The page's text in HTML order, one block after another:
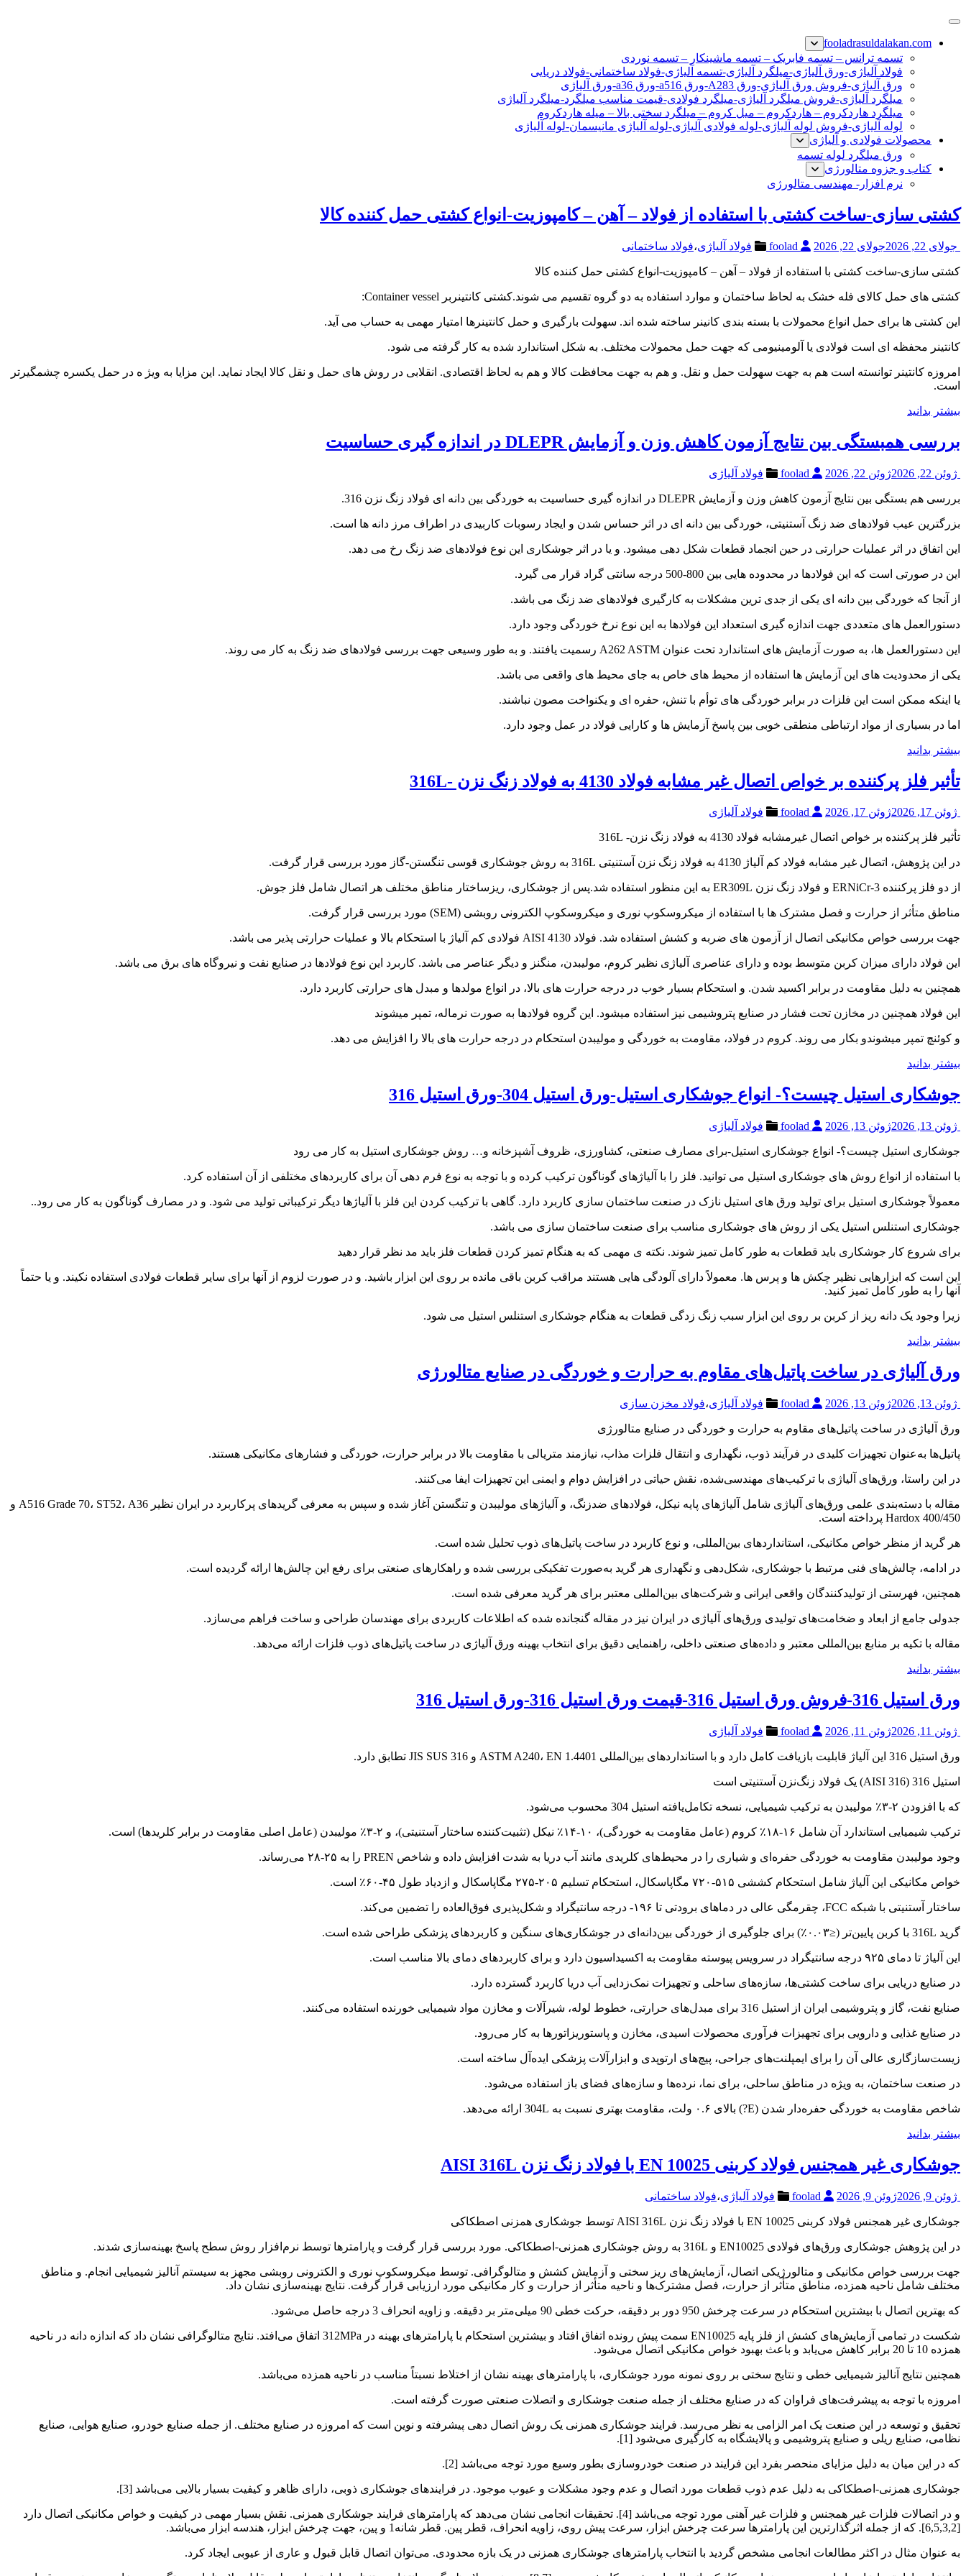
پرش
محتوا
fooladrasuldalakan.com
تسمه ترانس – تسمه فابریک – تسمه ماشینکار – تسمه نوردی
فولاد آلیاژی-ورق آلیاژی-میلگرد آلیاژی-تسمه آلیاژی-فولاد ساختمانی-فولاد دریایی
ورق آلیاژی-فروش ورق آلیاژی-ورق A283-ورق a516-ورق a36-ورق آلیاژی
میلگرد آلیاژی-فروش میلگرد آلیاژی-میلگرد فولادی-قیمت مناسب میلگرد-میلگرد آلیاژی
میلگرد هاردکروم – هاردکروم – میل کروم – میلگرد سختی بالا – میله هاردکروم
لوله آلیاژی-فروش لوله آلیاژی-لوله فولادی آلیاژی-لوله آلیاژی مانیسمان-لوله آلیاژی
محصولات فولادی و آلیاژی
ورق میلگرد لوله تسمه
کتاب و جزوه متالورژی
نرم افزار- مهندسی متالورژی
کشتی سازی-ساخت کشتی با استفاده از فولاد – آهن – کامپوزیت-انواع کشتی حمل کننده کالا
جولای 22, 2026 جولای 22, 2026 فولاد آلیاژی،فولاد ساختمانی
کشتی سازی-ساخت کشتی با استفاده از فولاد – آهن – کامپوزیت-انواع کشتی حمل کننده کالا
کشتی های حمل کالای فله خشک به لحاظ ساختمان و موارد استفاده به دو گروه تقسیم می شوند.کشتی کانتینربر Container vessel:
این کشتی ها برای حمل انواع محمولات با بسته بندی کانینر ساخته شده اند. سهولت بارگیری و حمل کانتینرها امتیار مهمی به حساب می آید.
کانتینر محفظه ای است فولادی یا آلومینیومی که جهت حمل محمولات مختلف. به شکل استاندارد شده به کار گرفته می شود.
امروزه کانتینر توانسته است هم به جهت سهولت حمل و نقل. و هم به جهت محافظت کالا و هم به لحاظ اقتصادی. انقلابی در روش های حمل و نقل کالا ایجاد نماید. این مزایا به ویژ ه در حمل یکسره چشمگیرتر
است.
بیشتر بدانید
بررسی همبستگی بین نتایج آزمون کاهش وزن و آزمایش DLEPR در اندازه گیری حساسیت
ژوئن 22, 2026 ژوئن 22, 2026 فولاد آلیاژی
بررسی هم بستگی بین نتایج آزمون کاهش وزن و آزمایش DLEPR در اندازه گیری حساسیت به خوردگی بین دانه ای فولاد زنگ نزن 316.
بزرگترین عیب فولادهای ضد زنگ آستنیتی، خوردگی بین دانه ای در اثر حساس شدن و ایجاد رسوبات کاربیدی در اطراف مرز دانه ها است.
این اتفاق در اثر عملیات حرارتی در حین انجماد قطعات شکل دهی میشود. و یا در اثر جوشکاری این نوع فولادهای ضد زنگ رخ می دهد.
این در صورتی است که این فولادها در محدوده هایی بین 800-500 درجه سانتی گراد قرار می گیرد.
از آنجا که خوردگی بین دانه ای یکی از جدی ترین مشکلات به کارگیری فولادهای ضد زنگ می باشد.
دستورالعمل های متعددی جهت اندازه گیری استعداد این فولادها به این نوع نرخ خوردگی وجود دارد.
این دستورالعمل ها، به صورت آزمایش های استاندارد تحت عنوان A262 ASTM رسمیت یافتند. و به طور وسیعی جهت بررسی فولادهای ضد زنگ به کار می روند.
یکی از محدودیت های این آزمایش ها استفاده از محیط های خاص به جای محیط های واقعی می باشد.
یا اینکه ممکن است این فلزات در برابر خوردگی های توأم با تنش، حفره ای و یکنواخت مصون نباشند.
اما در بسیاری از مواد ارتباطی منطقی خوبی بین پاسخ آزمایش ها و کارایی فولاد در عمل وجود دارد.
بیشتر بدانید
تأثیر فلز پرکننده بر خواص اتصال غیر مشابه فولاد 4130 به فولاد زنگ نزن -316L
ژوئن 17, 2026 ژوئن 17, 2026 فولاد آلیاژی
تأثیر فلز پرکننده بر خواص اتصال غیرمشابه فولاد 4130 به فولاد زنگ نزن- 316L
در این پژوهش، اتصال غیر مشابه فولاد کم آلیاژ 4130 به فولاد زنگ نزن آستنیتی 316L به روش جوشکاری قوسی تنگستن-گاز مورد بررسی قرار گرفت.
از دو فلز پرکننده ERNiCr-3 و فولاد زنگ نزن ER309L به این منظور استفاده شد.پس از جوشکاری، ریزساختار مناطق مختلف هر اتصال شامل فلز جوش.
مناطق متأثر از حرارت و فصل مشترک ها با استفاده از میکروسکوپ نوری و میکروسکوپ الکترونی روبشی (SEM) مورد بررسی قرار گرفت.
جهت بررسی خواص مکانیکی اتصال از آزمون های ضربه و کشش استفاده شد. فولاد AISI 4130 فولادی کم آلیاژ با استحکام بالا و عملیات حرارتی پذیر می باشد.
این فولاد دارای میزان کربن متوسط بوده و دارای عناصری آلیاژی نظیر کروم، مولیبدن، منگنز و دیگر عناصر می باشد. کاربرد این نوع فولادها در صنایع نفت و نیروگاه های برق می باشد.
همچنین به دلیل مقاومت در برابر اکسید شدن. و استحکام بسیار خوب در درجه حرارت های بالا، در انواع مولدها و مبدل های حرارتی کاربرد دارد.
این فولاد همچنین در مخازن تحت فشار در صنایع پتروشیمی نیز استفاده میشود. این گروه فولادها به صورت نرماله، تمپر میشوند
و کوئنچ تمپر میشوندو بکار می روند. کروم در فولاد، مقاومت به خوردگی و مولیبدن استحکام در درجه حرارت های بالا را افزایش می دهد.
بیشتر بدانید
جوشکاری استیل چیست؟- انواع جوشکاری استیل-ورق استیل 304-ورق استیل 316
ژوئن 13, 2026 ژوئن 13, 2026 فولاد آلیاژی
جوشکاری استیل چیست؟- انواع جوشکاری استیل-برای مصارف صنعتی، کشاورزی، ظروف آشپزخانه و… روش جوشکاری استیل به کار می رود
با استفاده از انواع روش های جوشکاری استیل می توانید. فلز را با آلیاژهای گوناگون ترکیب کرده و با توجه به نوع فرم دهی آن برای کاربردهای مختلفی از آن استفاده کرد.
معمولاً جوشکاری استیل برای تولید ورق های استیل نازک در صنعت ساختمان سازی کاربرد دارد. گاهی با ترکیب کردن این فلز با آلیاژها دیگر ترکیباتی تولید می شود. و در مصارف گوناگون به کار می رود..
جوشکاری استنلس استیل یکی از روش های جوشکاری مناسب برای صنعت ساختمان سازی می باشد.
برای شروع کار جوشکاری باید قطعات به طور کامل تمیز شوند. نکته ی مهمی که به هنگام تمیز کردن قطعات فلز باید مد نظر قرار دهید
این است که ابزارهایی نظیر چکش ها و پرس ها. معمولاً دارای آلودگی هایی هستند مراقب کربن باقی مانده بر روی این ابزار باشید. و در صورت لزوم از آنها برای سایر قطعات فولادی استفاده نکیند. و یا حتماً
آنها را به طور کامل تمیز کنید.
زیرا وجود یک دانه ریز از کربن بر روی این ابزار سبب زنگ زدگی قطعات به هنگام جوشکاری استنلس استیل می شود.
بیشتر بدانید
ورق آلیاژی در ساخت پاتیل‌های مقاوم به حرارت و خوردگی در صنایع متالورژی
ژوئن 13, 2026 ژوئن 13, 2026 فولاد آلیاژی،فولاد مخزن سازی
ورق آلیاژی در ساخت پاتیل‌های مقاوم به حرارت و خوردگی در صنایع متالورژی
پاتیل‌ها به‌عنوان تجهیزات کلیدی در فرآیند ذوب، نگهداری و انتقال فلزات مذاب، نیازمند متریالی با مقاومت بالا در برابر حرارت، خوردگی و فشارهای مکانیکی هستند.
در این راستا، ورق‌های آلیاژی با ترکیب‌های مهندسی‌شده، نقش حیاتی در افزایش دوام و ایمنی این تجهیزات ایفا می‌کنند.
مقاله با دسته‌بندی علمی ورق‌های آلیاژی شامل آلیاژهای پایه نیکل، فولادهای ضدزنگ، و آلیاژهای مولیبدن و تنگستن آغاز شده و سپس به معرفی گریدهای پرکاربرد در ایران نظیر A516 Grade 70، ST52، A36 و
Hardox 400/450 پرداخته است.
هر گرید از منظر خواص مکانیکی، استانداردهای بین‌المللی، و نوع کاربرد در ساخت پاتیل‌های ذوب تحلیل شده است.
در ادامه، چالش‌های فنی مرتبط با جوشکاری، شکل‌دهی و نگهداری هر گرید به‌صورت تفکیکی بررسی شده و راهکارهای صنعتی برای رفع این چالش‌ها ارائه گردیده است.
همچنین، فهرستی از تولیدکنندگان واقعی ایرانی و شرکت‌های بین‌المللی معتبر برای هر گرید معرفی شده است.
جدولی جامع از ابعاد و ضخامت‌های تولیدی ورق‌های آلیاژی در ایران نیز در مقاله گنجانده شده که اطلاعات کاربردی برای مهندسان طراحی و ساخت فراهم می‌سازد.
مقاله با تکیه بر منابع بین‌المللی معتبر و داده‌های صنعتی داخلی، راهنمایی دقیق برای انتخاب بهینه ورق آلیاژی در ساخت پاتیل‌های ذوب فلزات ارائه می‌دهد.
بیشتر بدانید
ورق استیل 316-فروش ورق استیل 316-قیمت ورق استیل 316-ورق استیل 316
ژوئن 11, 2026 ژوئن 11, 2026 فولاد آلیاژی
ورق استیل 316 این آلیاژ قابلیت بازیافت کامل دارد و با استانداردهای بین‌المللی ASTM A240، EN 1.4401 و JIS SUS 316 تطابق دارد.
استیل 316 (AISI 316) یک فولاد زنگ‌نزن آستنیتی است
که با افزودن ۲-۳٪ مولیبدن به ترکیب شیمیایی، نسخه تکامل‌یافته استیل 304 محسوب می‌شود.
ترکیب شیمیایی استاندارد آن شامل ۱۶-۱۸٪ کروم (عامل مقاومت به خوردگی)، ۱۰-۱۴٪ نیکل (تثبیت‌کننده ساختار آستنیتی)، و ۲-۳٪ مولیبدن (عامل اصلی مقاومت در برابر کلریدها) است.
وجود مولیبدن مقاومت به خوردگی حفره‌ای و شیاری را در محیط‌های کلریدی مانند آب دریا به شدت افزایش داده و شاخص PREN را به ۲۵-۲۸ می‌رساند.
خواص مکانیکی این آلیاژ شامل استحکام کششی ۵۱۵-۷۲۰ مگاپاسکال، استحکام تسلیم ۲۰۵-۲۷۵ مگاپاسکال و ازدیاد طول ۴۵-۶۰٪ است.
ساختار آستنیتی با شبکه FCC، چقرمگی عالی در دماهای برودتی تا ۱۹۶- درجه سانتیگراد و شکل‌پذیری فوق‌العاده را تضمین می‌کند.
گرید 316L با کربن پایین‌تر (≤۰.۰۳٪) برای جلوگیری از خوردگی بین‌دانه‌ای در جوشکاری‌های سنگین و کاربردهای پزشکی طراحی شده است.
این آلیاژ تا دمای ۹۲۵ درجه سانتیگراد در سرویس پیوسته مقاومت به اکسیداسیون دارد و برای کاربردهای دمای بالا مناسب است.
در صنایع دریایی برای ساخت کشتی‌ها، سازه‌های ساحلی و تجهیزات نمک‌زدایی آب دریا کاربرد گسترده دارد.
صنایع نفت، گاز و پتروشیمی ایران از استیل 316 برای مبدل‌های حرارتی، خطوط لوله، شیرآلات و مخازن مواد شیمیایی خورنده استفاده می‌کنند.
در صنایع غذایی و دارویی برای تجهیزات فرآوری محصولات اسیدی، مخازن و پاستوریزاتورها به کار می‌رود.
زیست‌سازگاری عالی آن را برای ایمپلنت‌های جراحی، پیچ‌های ارتوپدی و ابزارآلات پزشکی ایده‌آل ساخته است.
در صنعت ساختمان، به ویژه در مناطق ساحلی، برای نما، نرده‌ها و سازه‌های فضای باز استفاده می‌شود.
شاخص مقاومت به خوردگی حفره‌دار شدن (E?) بالای ۰.۶ ولت، مقاومت بهتری نسبت به 304L ارائه می‌دهد.
بیشتر بدانید
جوشکاری غیر همجنس فولاد کربنی EN 10025 با فولاد زنگ نزن AISI 316L
ژوئن 9, 2026 ژوئن 9, 2026 فولاد آلیاژی،فولاد ساختمانی
جوشکاری غیر همجنس فولاد کربنی EN 10025 با فولاد زنگ نزن AISI 316L توسط جوشکاری همزنی اصطکاکی
در این پژوهش جوشکاری ورق‌های فولادی EN10025 و 316L به روش جوشکاری همزنی-اصطکاکی. مورد بررسی قرار گرفت و پارامترها توسط نرم‌افزار روش سطح پاسخ بهینه‌سازی شدند.
جهت بررسی خواص مکانیکی و متالورژیکی اتصال، آزمایش‌های ریز سختی و آزمایش کشش و متالوگرافی. توسط میکروسکوپ نوری و الکترونی روبشی مجهز به سیستم آنالیز شیمیایی انجام. و مناطق
مختلف شامل ناحیه همزده، مناطق متأثر از حرارت، فصل مشترک‌ها و ناحیه متأثر از حرارت و کار مکانیکی مورد ارزیابی قرار گرفت. نتایج بهینه‌سازی نشان داد.
که بهترین اتصال با بیشترین استحکام در سرعت چرخش 950 دور بر دقیقه، حرکت خطی 90 میلی‌متر بر دقیقه. و زاویه انحراف 3 درجه حاصل می‌شود.
شکست در تمامی آزمایش‌های کشش از فلز پایه EN10025 سمت پیش رونده اتفاق افتاد و بیشترین استحکام با پارامترهای بهینه در 312MPa اتفاق می‌افتد. نتایج متالوگرافی نشان داد که اندازه دانه در ناحیه
همزده 10 تا 20 برابر کاهش می‌یابد و باعث بهبود خواص مکانیکی اتصال می‌شود.
همچنین نتایج آنالیز شیمیایی خطی و نتایج سختی بر روی نمونه مورد جوشکاری، با پارامترهای بهینه نشان از اختلاط نسبتاً مناسب در ناحیه همزده می‌باشد.
امروزه با توجه به پیشرفت‌های فراوان که در صنایع مختلف از جمله صنعت جوشکاری و اتصلات صنعتی صورت گرفته است.
تحقیق و توسعه در این صنعت یک امر الزامی به نظر می‌رسد. فرایند جوشکاری همزنی یک روش اتصال دهی پیشرفته و نوین است که امروزه در صنایع مختلف. از جمله صنایع خودرو، صنایع هوایی، صنایع
نظامی، صنایع ریلی و صنایع پتروشیمی و پالایشگاه به کارگیری می‌شود [1].
که در این میان به دلیل مزایای منحصر بفرد این فرایند در صنعت خودروسازی بطور وسیع مورد توجه می‌باشد [2].
جوشکاری همزنی-اصطکاکی به دلیل عدم ذوب قطعات مورد اتصال و عدم وجود مشکلات و عیوب موجود. در فرایندهای جوشکاری ذوبی، دارای ظاهر و کیفیت بسیار بالایی می‌باشد [3].
و در اتصالات فلزات غیر همجنس و فلزات غیر آهنی مورد توجه می‌باشد [4]. تحقیقات انجامی نشان می‌دهد که پارامترهای فرایند جوشکاری همزنی. نقش بسیار مهمی در کیفیت و خواص مکانیکی اتصال دارد
[6,5,3,2]. که از جمله اثرگذارترین این پارامترها سرعت چرخش ابزار، سرعت پیش روی، زاویه انحراف، قطر پین. قطر شانه1 و پین، جهت چرخش ابزار، هندسه ابزار می‌باشد.
به عنوان مثال در اکثر مطالعات انجامی مشخص گردید با انتخاب پارامترهای جوشکاری همزنی در یک بازه محدودی. می‌توان اتصال قابل قبول و عاری از عیوبی ایجاد کرد.